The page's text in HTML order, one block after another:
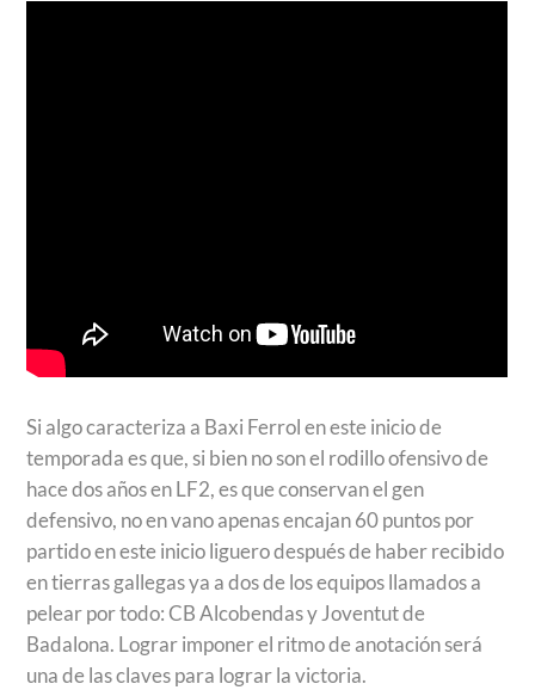
Si algo caracteriza a Baxi Ferrol en este inicio de
temporada es que, si bien no son el rodillo ofensivo de
hace dos años en LF2, es que conservan el gen
defensivo, no en vano apenas encajan 60 puntos por
partido en este inicio liguero después de haber recibido
en tierras gallegas ya a dos de los equipos llamados a
pelear por todo: CB Alcobendas y Joventut de
Badalona. Lograr imponer el ritmo de anotación será
una de las claves para lograr la victoria.